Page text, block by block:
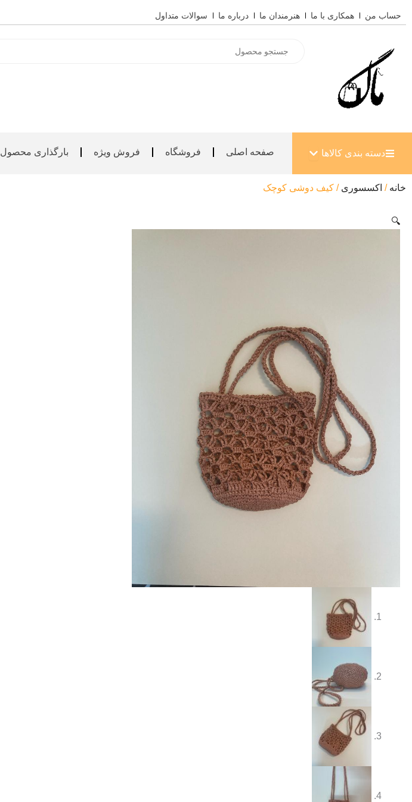
به
حساب من همکاری با ما هنرمندان ما درباره ما سوالات متداول
search
دسته بندی کالاها باز کردن دسته بندی کالاها
صفحه اصلی فروشگاه فروش ویژه بارگذاری محصول
خانه / اکسسوری / کیف دوشی کوچک
🔍